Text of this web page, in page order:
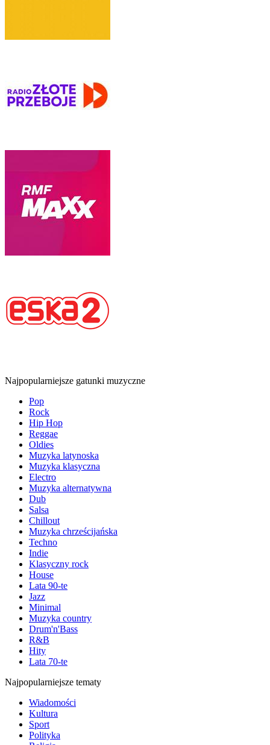
Najpopularniejsze gatunki muzyczne
Pop
Rock
Hip Hop
Reggae
Oldies
Muzyka latynoska
Muzyka klasyczna
Electro
Muzyka alternatywna
Dub
Salsa
Chillout
Muzyka chrześcijańska
Techno
Indie
Klasyczny rock
House
Lata 90-te
Jazz
Minimal
Muzyka country
Drum'n'Bass
R&B
Hity
Lata 70-te
Najpopularniejsze tematy
Wiadomości
Kultura
Sport
Polityka